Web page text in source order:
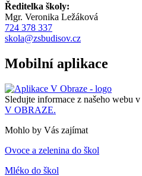
Ředitelka školy:
Mgr. Veronika Ležáková
724 378 337
skola@zsbudisov.cz
Mobilní aplikace
Sledujte informace z našeho webu v
V OBRAZE.
Mohlo by Vás zajímat
Ovoce a zelenina do škol
Mléko do škol